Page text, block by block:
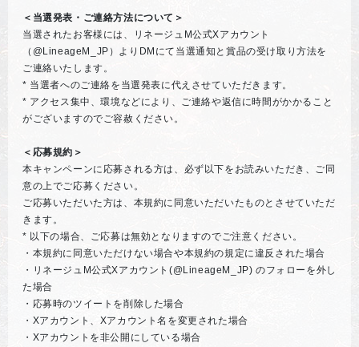
＜当選発表・ご連絡方法について＞
当選されたお客様には、リネージュM公式Xアカウント
（@LineageM_JP）よりDMにて当選通知と賞品の受け取り方法を
ご連絡いたします。
* 当選者へのご連絡を当選発表に代えさせていただきます。
* アクセス集中、環境などにより、ご連絡や返信に時間がかかること
がございますのでご容赦ください。
＜応募規約＞
本キャンペーンに応募される方は、必ず以下をお読みいただき、ご同
意の上でご応募ください。
ご応募いただいた方は、本規約に同意いただいたものとさせていただ
きます。
* 以下の場合、ご応募は無効となりますのでご注意ください。
・本規約に同意いただけない場合や本規約の規定に違反された場合
・リネージュM公式Xアカウント(@LineageM_JP) のフォローを外し
た場合
・応募時のツイートを削除した場合
・Xアカウント、Xアカウント名を変更された場合
・Xアカウントを非公開にしている場合